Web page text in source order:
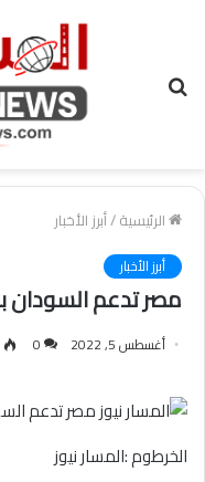
الرئيسية/أبرز الأخبار
أبرز الأخبار
مصر تدعم السودان
أغسطس 5, 2022 0
الخرطوم :المسار نيوز